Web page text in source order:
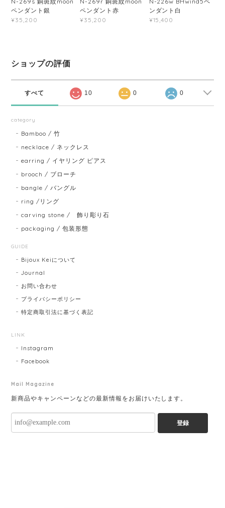
ペンダント銀
¥35,200
ペンダント赤
¥35,200
ンダント白
¥15,400
ショップの評価
すべて 10 0 0
category
Bamboo / 竹
necklace / ネックレス
earring / イヤリング ピアス
brooch / ブローチ
bangle / バングル
ring /リング
carving stone / 飾り彫り石
packaging / 包装形態
GUIDE
Bijoux Keiについて
Journal
お問い合わせ
プライバシーポリシー
特定商取引法に基づく表記
LINK
Instagram
Facebook
Mail Magazine
新商品やキャンペーンなどの最新情報をお届けいたします。
登録